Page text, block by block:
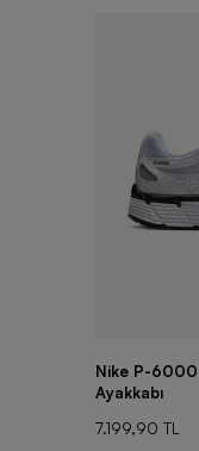
Nike P-6000
Ayakkabı
7.199,90 TL